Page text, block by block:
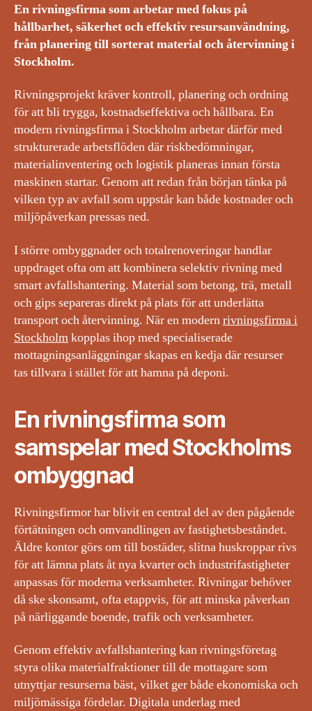
En rivningsfirma som arbetar med fokus på
hållbarhet, säkerhet och effektiv resursanvändning,
från planering till sorterat material och återvinning i
Stockholm.
Rivningsprojekt kräver kontroll, planering och ordning
för att bli trygga, kostnadseffektiva och hållbara. En
modern rivningsfirma i Stockholm arbetar därför med
strukturerade arbetsflöden där riskbedömningar,
materialinventering och logistik planeras innan första
maskinen startar. Genom att redan från början tänka på
vilken typ av avfall som uppstår kan både kostnader och
miljöpåverkan pressas ned.
I större ombyggnader och totalrenoveringar handlar
uppdraget ofta om att kombinera selektiv rivning med
smart avfallshantering. Material som betong, trä, metall
och gips separeras direkt på plats för att underlätta
transport och återvinning. När en modernrivningsfirma i
Stockholmkopplas ihop med specialiserade
mottagningsanläggningar skapas en kedja där resurser
tas tillvara i stället för att hamna på deponi.
En rivningsfirma som
samspelar med Stockholms
ombyggnad
Rivningsfirmor har blivit en central del av den pågående
förtätningen och omvandlingen av fastighetsbeståndet.
Äldre kontor görs om till bostäder, slitna huskroppar rivs
för att lämna plats åt nya kvarter och industrifastigheter
anpassas för moderna verksamheter. Rivningar behöver
då ske skonsamt, ofta etappvis, för att minska påverkan
på närliggande boende, trafik och verksamheter.
Genom effektiv avfallshantering kan rivningsföretag
styra olika materialfraktioner till de mottagare som
utnyttjar resurserna bäst, vilket ger både ekonomiska och
miljömässiga fördelar. Digitala underlag med